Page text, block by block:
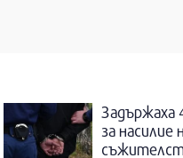
Задържаха
за насилие